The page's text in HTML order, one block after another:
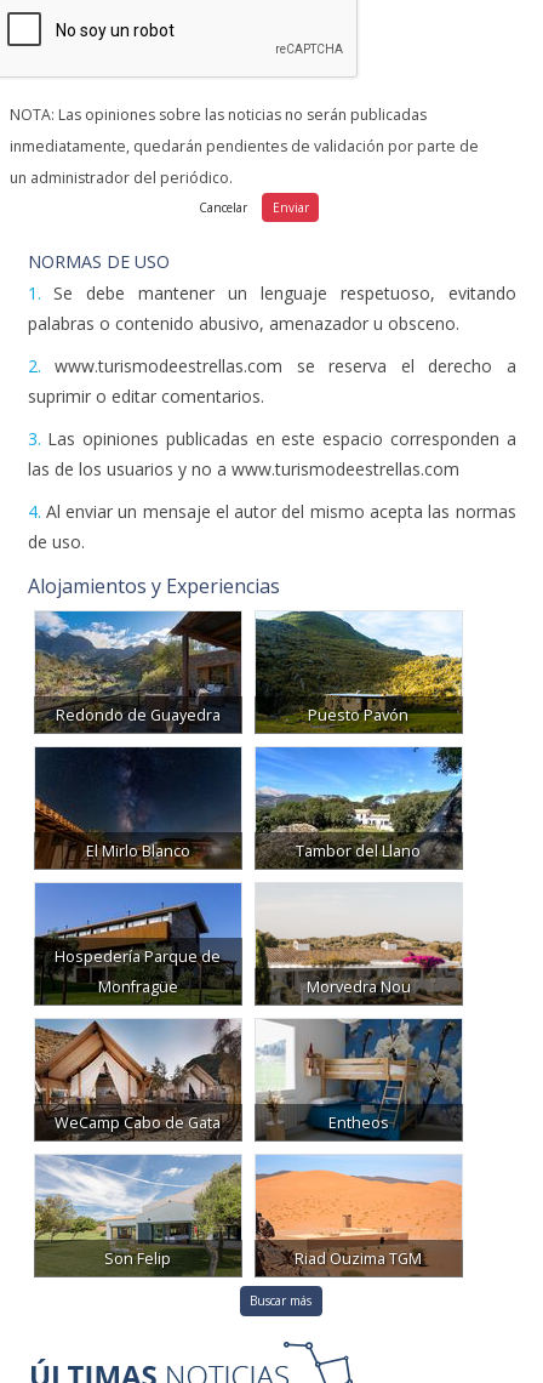
NOTA: Las opiniones sobre las noticias no serán publicadas
inmediatamente, quedarán pendientes de validación por parte de
un administrador del periódico.
NORMAS DE USO
1. Se debe mantener un lenguaje respetuoso, evitando
palabras o contenido abusivo, amenazador u obsceno.
2. www.turismodeestrellas.com se reserva el derecho a
suprimir o editar comentarios.
3. Las opiniones publicadas en este espacio corresponden a
las de los usuarios y no a www.turismodeestrellas.com
4. Al enviar un mensaje el autor del mismo acepta las normas
de uso.
Alojamientos y Experiencias
Redondo de Guayedra Puesto Pavón
El Mirlo Blanco Tambor del Llano
Hospedería Parque de
Monfragüe
Morvedra Nou
WeCamp Cabo de Gata Entheos
Son Felip Riad Ouzima TGM
Buscar más